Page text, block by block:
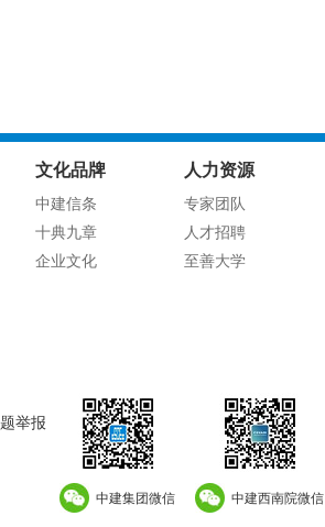
文化品牌
中建信条
十典九章
企业文化
人力资源
专家团队
人才招聘
至善大学
中建集团微信 中建西南院微信
举报